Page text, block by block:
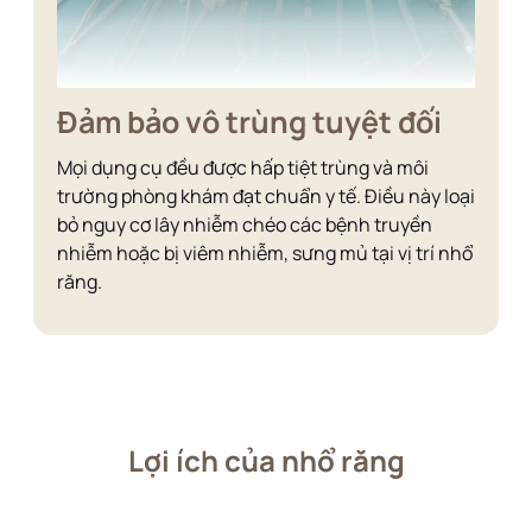
Đảm bảo vô trùng tuyệt đối
Mọi dụng cụ đều được hấp tiệt trùng và môi
trường phòng khám đạt chuẩn y tế. Điều này loại
bỏ nguy cơ lây nhiễm chéo các bệnh truyền
nhiễm hoặc bị viêm nhiễm, sưng mủ tại vị trí nhổ
răng.
Lợi ích của nhổ răng